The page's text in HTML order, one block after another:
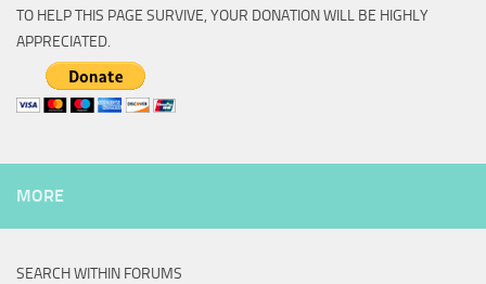
TO HELP THIS PAGE SURVIVE, YOUR DONATION WILL BE HIGHLY
APPRECIATED.
MORE
SEARCH WITHIN FORUMS